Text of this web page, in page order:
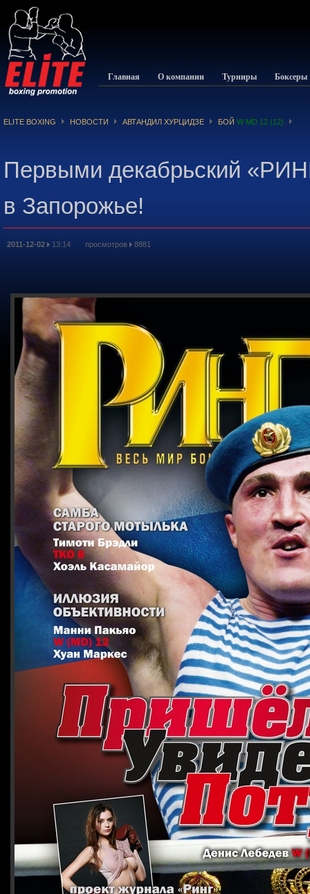
Главная О компании Турниры Боксеры
ELITE BOXING НОВОСТИ АВТАНДИЛ ХУРЦИДЗЕ БОЙ W MD 12 (12)
Первыми декабрьский
в Запорожье!
2011-12-02 13:14 просмотров 8881